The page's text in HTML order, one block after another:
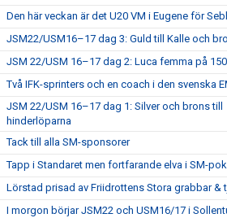
Den här veckan är det U20 VM i Eugene för
JSM22/USM16–17 dag 3: Guld till Kalle och
JSM 22/USM 16–17 dag 2: Luca femma på
Två IFK-sprinters och en coach i den svenska
JSM 22/USM 16–17 dag 1: Silver och brons till
hinderlöparna
Tack till alla SM-sponsorer
Tapp i Standaret men fortfarande elva i SM-
Lörstad prisad av Friidrottens Stora grabbar &
I morgon börjar JSM22 och USM16/17 i